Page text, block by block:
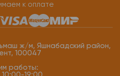
к оплате
ж/м, Яшнабадский район,
100047
работы: